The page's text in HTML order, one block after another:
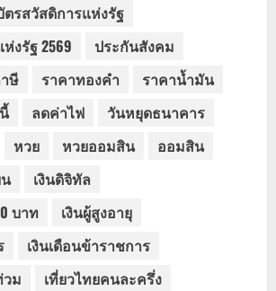
ตรสวัสดิการแห่งรัฐ
งรัฐ 2569
ประกันสังคม
ษี ราคาทองคำ
ราคาน้ำมัน
ลดค่าไฟ
วันหยุดธนาคาร
หวย หวยออมสิน
ออมสิน
เงินดิจิทัล
บาท
เงินผู้สูงอายุ
เงินเดือนข้าราชการ
วม
เที่ยวไทยคนละครึ่ง